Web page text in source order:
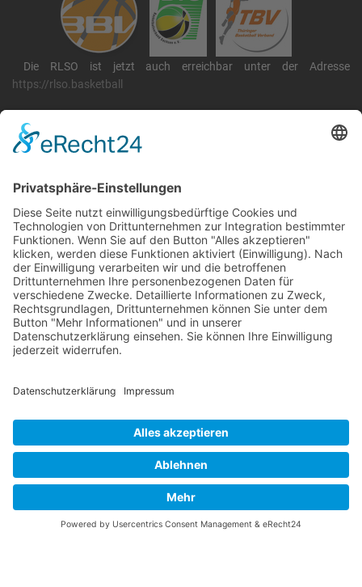
Die RLSO ist jetzt auch erreichbar unter der Adresse
https://rlso.basketball
RLSO Minikalender
August 2026
Mo Di Mi Do Fr Sa
So
3127 28 29 30 31 1
2
3310 11 12
26 27 28
3